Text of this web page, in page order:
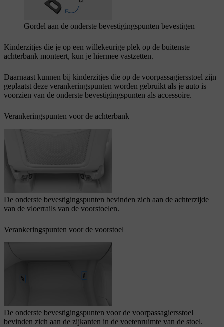
Gordel aan de onderste bevestigingspunten bevestigen
Kinderzitjes die je op een willekeurige plek op de buitenste
achterbank monteert, kun je hiermee vastzetten.
Daarnaast kunnen bij kinderzitjes die op de voorpassagiersstoel zijn
geplaatst deze verankeringspunten worden gebruikt als je auto is
voorzien van de onderste bevestigingspunten als accessoire.
Verankeringspunten voor de achterbank
De onderste bevestigingspunten bevinden zich aan de achterzijde
van de vloerrails van de voorstoelen.
Verankeringspunten voor de voorstoel
De onderste bevestigingspunten voor de voorpassagiersstoel
bevinden zich aan de zijkanten in de voetenruimte van de stoel.